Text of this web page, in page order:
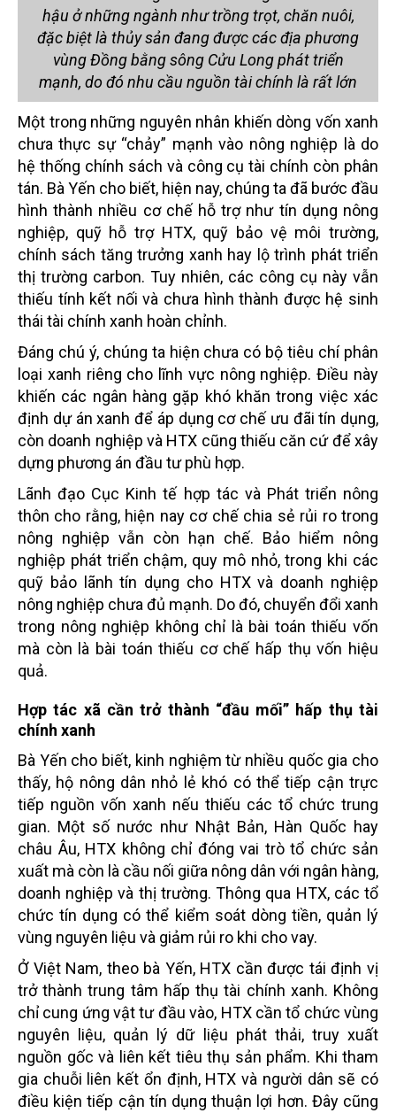
hậu ở những ngành như trồng trọt, chăn nuôi,
đặc biệt là thủy sản đang được các địa phương
vùng Đồng bằng sông Cửu Long phát triển
mạnh, do đó nhu cầu nguồn tài chính là rất lớn
Một trong những nguyên nhân khiến dòng vốn xanh
chưa thực sự “chảy” mạnh vào nông nghiệp là do
hệ thống chính sách và công cụ tài chính còn phân
tán. Bà Yến cho biết, hiện nay, chúng ta đã bước đầu
hình thành nhiều cơ chế hỗ trợ như tín dụng nông
nghiệp, quỹ hỗ trợ HTX, quỹ bảo vệ môi trường,
chính sách tăng trưởng xanh hay lộ trình phát triển
thị trường carbon. Tuy nhiên, các công cụ này vẫn
thiếu tính kết nối và chưa hình thành được hệ sinh
thái tài chính xanh hoàn chỉnh.
Đáng chú ý, chúng ta hiện chưa có bộ tiêu chí phân
loại xanh riêng cho lĩnh vực nông nghiệp. Điều này
khiến các ngân hàng gặp khó khăn trong việc xác
định dự án xanh để áp dụng cơ chế ưu đãi tín dụng,
còn doanh nghiệp và HTX cũng thiếu căn cứ để xây
dựng phương án đầu tư phù hợp.
Lãnh đạo Cục Kinh tế hợp tác và Phát triển nông
thôn cho rằng, hiện nay cơ chế chia sẻ rủi ro trong
nông nghiệp vẫn còn hạn chế. Bảo hiểm nông
nghiệp phát triển chậm, quy mô nhỏ, trong khi các
quỹ bảo lãnh tín dụng cho HTX và doanh nghiệp
nông nghiệp chưa đủ mạnh. Do đó, chuyển đổi xanh
trong nông nghiệp không chỉ là bài toán thiếu vốn
mà còn là bài toán thiếu cơ chế hấp thụ vốn hiệu
quả.
Hợp tác xã cần trở thành “đầu mối” hấp thụ tài
chính xanh
Bà Yến cho biết, kinh nghiệm từ nhiều quốc gia cho
thấy, hộ nông dân nhỏ lẻ khó có thể tiếp cận trực
tiếp nguồn vốn xanh nếu thiếu các tổ chức trung
gian. Một số nước như Nhật Bản, Hàn Quốc hay
châu Âu, HTX không chỉ đóng vai trò tổ chức sản
xuất mà còn là cầu nối giữa nông dân với ngân hàng,
doanh nghiệp và thị trường. Thông qua HTX, các tổ
chức tín dụng có thể kiểm soát dòng tiền, quản lý
vùng nguyên liệu và giảm rủi ro khi cho vay.
Ở Việt Nam, theo bà Yến, HTX cần được tái định vị
trở thành trung tâm hấp thụ tài chính xanh. Không
chỉ cung ứng vật tư đầu vào, HTX cần tổ chức vùng
nguyên liệu, quản lý dữ liệu phát thải, truy xuất
nguồn gốc và liên kết tiêu thụ sản phẩm. Khi tham
gia chuỗi liên kết ổn định, HTX và người dân sẽ có
điều kiện tiếp cận tín dụng thuận lợi hơn. Đây cũng